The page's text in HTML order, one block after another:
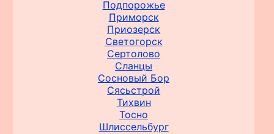
Подпорожье
Приморск
Приозерск
Светогорск
Сертолово
Сланцы
Сосновый Бор
Сясьстрой
Тихвин
Тосно
Шлиссельбург